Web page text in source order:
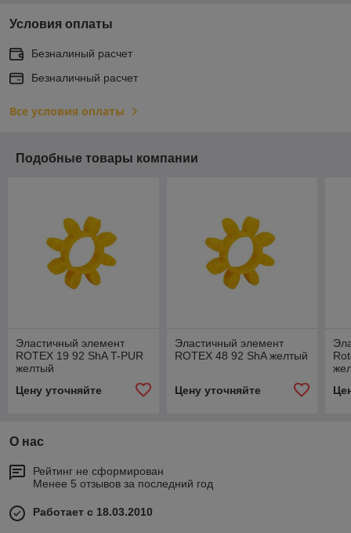
Условия оплаты
Безналиный расчет
Безналичный расчет
Все условия оплаты
Подобные товары компании
Эластичный элемент
ROTEX 19 92 ShA T-PUR
желтый
Цену уточняйте
Эластичный элемент
ROTEX 48 92 ShA желтый
Цену уточняйте
О нас
Рейтинг не сформирован
Менее 5 отзывов за последний год
Работает с 18.03.2010